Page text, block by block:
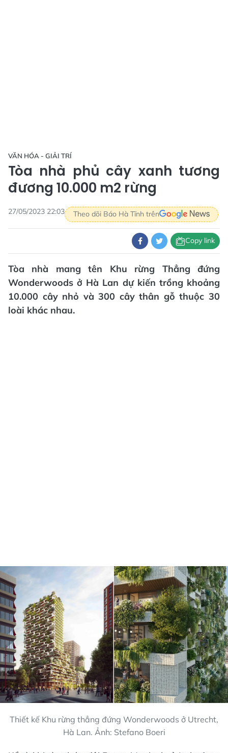
VĂN HÓA - GIẢI TRÍ
Tòa nhà phủ cây xanh tương
đương 10.000 m2 rừng
27/05/2023 22:03 Theo dõi Báo Hà Tĩnh trên
Copy link
Tòa nhà mang tên Khu rừng Thẳng đứng
Wonderwoods ở Hà Lan dự kiến trồng khoảng
10.000 cây nhỏ và 300 cây thân gỗ thuộc 30
loài khác nhau.
Thiết kế Khu rừng thẳng đứng Wonderwoods ở Utrecht,
Hà Lan. Ảnh: Stefano Boeri